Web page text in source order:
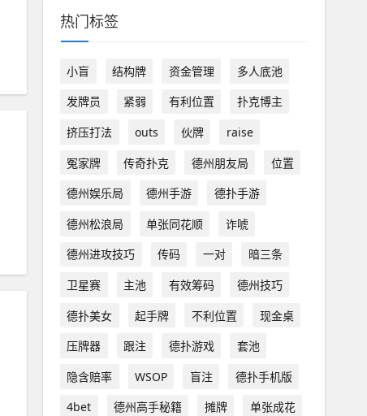
热门标签
小盲 结构牌 资金管理
多人底池
发牌员
紧弱 有利位置
扑克博主
挤压打法
outs 伙牌
raise
冤家牌
传奇扑克 德州朋友局
位置
德州娱乐局
德州手游
德扑手游
德州松浪局
单张同花顺
诈唬
德州进攻技巧
传码 一对
暗三条
卫星赛
主池 有效筹码
德州技巧
德扑美女
起手牌 不利位置
现金桌
压牌器
跟注 德扑游戏
套池
隐含赔率
WSOP 盲注
德扑手机版
4bet
德州高手秘籍 摊牌
单张成花